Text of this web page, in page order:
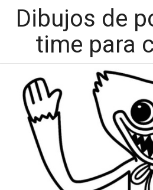
Dibujos de
time para